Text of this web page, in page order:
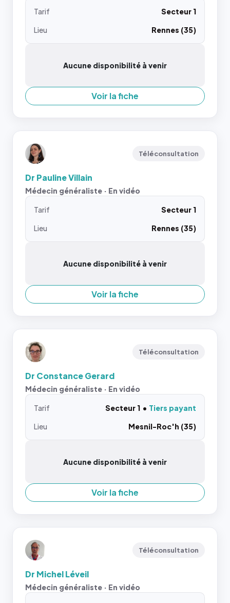
Tarif
Secteur 1
Lieu
Rennes (35)
Aucune disponibilité à venir
Voir la fiche
Téléconsultation
Dr Pauline Villain
Médecin généraliste · En vidéo
Tarif
Secteur 1
Lieu
Rennes (35)
Aucune disponibilité à venir
Voir la fiche
Téléconsultation
Dr Constance Gerard
Médecin généraliste · En vidéo
Tarif Secteur 1
Tiers payant
Lieu
Mesnil-Roc'h (35)
Aucune disponibilité à venir
Voir la fiche
Téléconsultation
Dr Michel Léveil
Médecin généraliste · En vidéo